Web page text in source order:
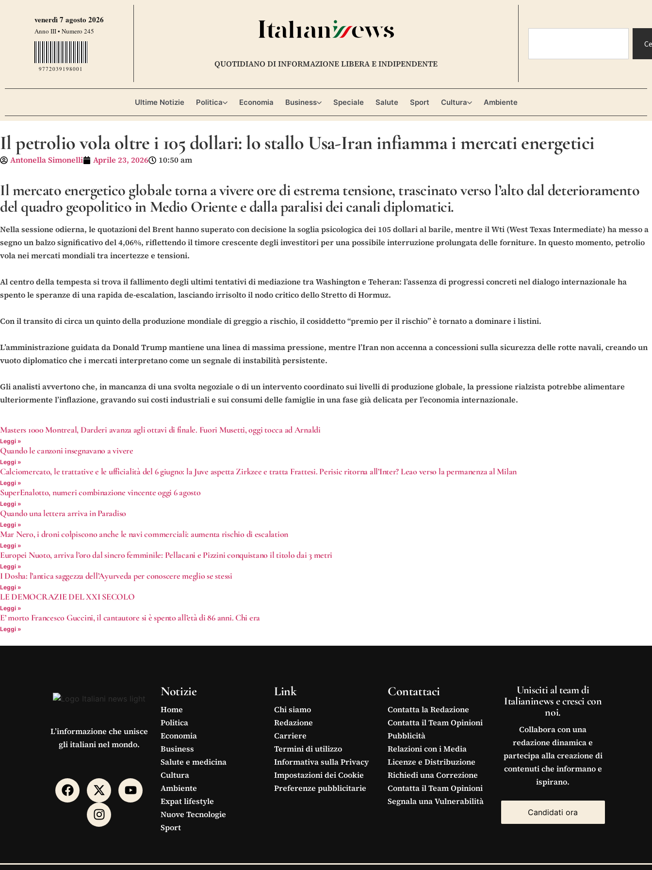
venerdì 7 agosto 2026
Anno III • Numero 245
9772039198001 QUOTIDIANO DI INFORMAZIONE LIBERA E INDIPENDENTE
Ultime Notizie Politica Economia Business Speciale Salute Sport Cultura Ambiente
Il petrolio vola oltre i 105 dollari: lo stallo Usa-Iran infiamma i mercati energetici
Antonella Simonelli Aprile 23, 2026 10:50 am
Il mercato energetico globale torna a vivere ore di estrema tensione, trascinato verso l’alto dal deterioramento
del quadro geopolitico in Medio Oriente e dalla paralisi dei canali diplomatici.
Nella sessione odierna, le quotazioni del Brent hanno superato con decisione la soglia psicologica dei 105 dollari al barile, mentre il Wti (West Texas Intermediate) ha messo a
segno un balzo significativo del 4,06%, riflettendo il timore crescente degli investitori per una possibile interruzione prolungata delle forniture. In questo momento, petrolio
vola nei mercati mondiali tra incertezze e tensioni.
Al centro della tempesta si trova il fallimento degli ultimi tentativi di mediazione tra Washington e Teheran: l’assenza di progressi concreti nel dialogo internazionale ha
spento le speranze di una rapida de-escalation, lasciando irrisolto il nodo critico dello Stretto di Hormuz.
Con il transito di circa un quinto della produzione mondiale di greggio a rischio, il cosiddetto “premio per il rischio” è tornato a dominare i listini.
L’amministrazione guidata da Donald Trump mantiene una linea di massima pressione, mentre l’Iran non accenna a concessioni sulla sicurezza delle rotte navali, creando un
vuoto diplomatico che i mercati interpretano come un segnale di instabilità persistente.
Gli analisti avvertono che, in mancanza di una svolta negoziale o di un intervento coordinato sui livelli di produzione globale, la pressione rialzista potrebbe alimentare
ulteriormente l’inflazione, gravando sui costi industriali e sui consumi delle famiglie in una fase già delicata per l’economia internazionale.
Masters 1000 Montreal, Darderi avanza agli ottavi di finale. Fuori Musetti, oggi tocca ad Arnaldi
Leggi »
Quando le canzoni insegnavano a vivere
Leggi »
Calciomercato, le trattative e le ufficialità del 6 giugno: la Juve aspetta Zirkzee e tratta Frattesi. Perisic ritorna all’Inter? Leao verso la permanenza al Milan
Leggi »
SuperEnalotto, numeri combinazione vincente oggi 6 agosto
Leggi »
Quando una lettera arriva in Paradiso
Leggi »
Mar Nero, i droni colpiscono anche le navi commerciali: aumenta rischio di escalation
Leggi »
Europei Nuoto, arriva l’oro dal sincro femminile: Pellacani e Pizzini conquistano il titolo dai 3 metri
Leggi »
I Dosha: l’antica saggezza dell’Ayurveda per conoscere meglio se stessi
Leggi »
LE DEMOCRAZIE DEL XXI SECOLO
Leggi »
E’ morto Francesco Guccini, il cantautore si è spento all’età di 86 anni. Chi era
Leggi »
L’informazione che unisce
gli italiani nel mondo.
Notizie
Home
Politica
Economia
Business
Salute e medicina
Cultura
Ambiente
Expat lifestyle
Nuove Tecnologie
Sport
Link
Chi siamo
Redazione
Carriere
Termini di utilizzo
Informativa sulla Privacy
Impostazioni dei Cookie
Preferenze pubblicitarie
Contattaci
Contatta la Redazione
Contatta il Team Opinioni
Pubblicità
Relazioni con i Media
Licenze e Distribuzione
Richiedi una Correzione
Contatta il Team Opinioni
Segnala una Vulnerabilità
Unisciti al team di
Italianinews e cresci con
noi.
Collabora con una
redazione dinamica e
partecipa alla creazione di
contenuti che informano e
ispirano.
Candidati ora